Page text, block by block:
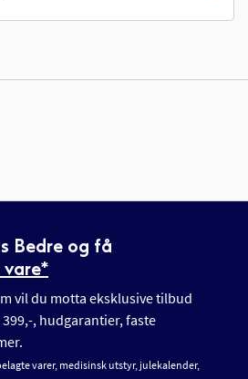
Bedre og få
vil du motta eksklusive tilbud
, hudgarantier, faste
varer, medisinsk utstyr, julekalender,